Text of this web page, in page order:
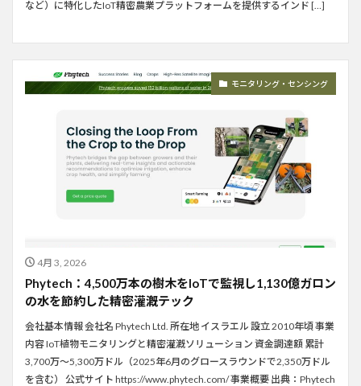
など）に特化したIoT精密農業プラットフォームを提供するインド […]
モニタリング・センシング
4月 3, 2026
Phytech：4,500万本の樹木をIoTで監視し1,130億ガロン
の水を節約した精密灌漑テック
会社基本情報 会社名 Phytech Ltd. 所在地 イスラエル 設立 2010年頃 事業
内容 IoT植物モニタリングと精密灌漑ソリューション 資金調達額 累計
3,700万〜5,300万ドル（2025年6月のグロースラウンドで2,350万ドル
を含む） 公式サイト https://www.phytech.com/ 事業概要 出典：Phytech